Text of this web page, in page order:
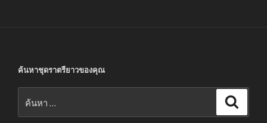
ค้นหาชุดราตรียาวของคุณ